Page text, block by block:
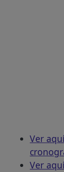
Ver
Ver